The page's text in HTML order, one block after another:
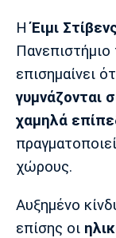
ΗΈιμι
επισημαίνει
γυμνάζονται
χαμηλά
χώρους.
Αυξημένο
επίσης οι